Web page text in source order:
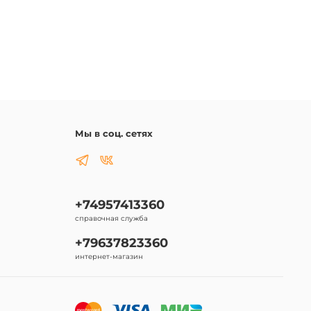
Мы в соц. сетях
+74957413360
справочная служба
+79637823360
интернет-магазин